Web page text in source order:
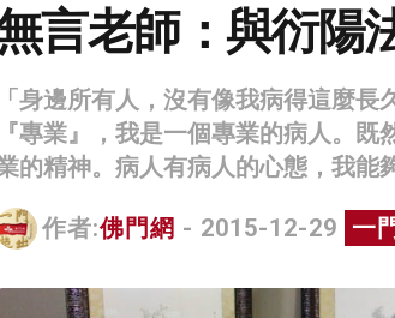
言老師：與衍陽
「身邊所有人，沒有像我病得這麼
『專業』，我是一個專業的病人。
的精神。病人有病人的心態，我能
作者:佛門網 - 2015-12-29 一